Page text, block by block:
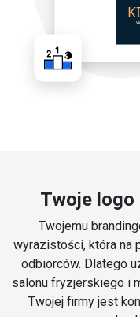
Twoje
Twojemu
wyrazistości, która na
odbiorców. Dlatego
salonu fryzjerskiego i
Twojej firmy jest